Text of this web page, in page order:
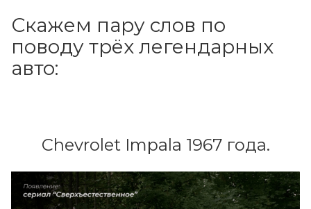
Скажем пару слов по
поводу трёх легендарных
авто:
Chevrolet Impala 1967 года.